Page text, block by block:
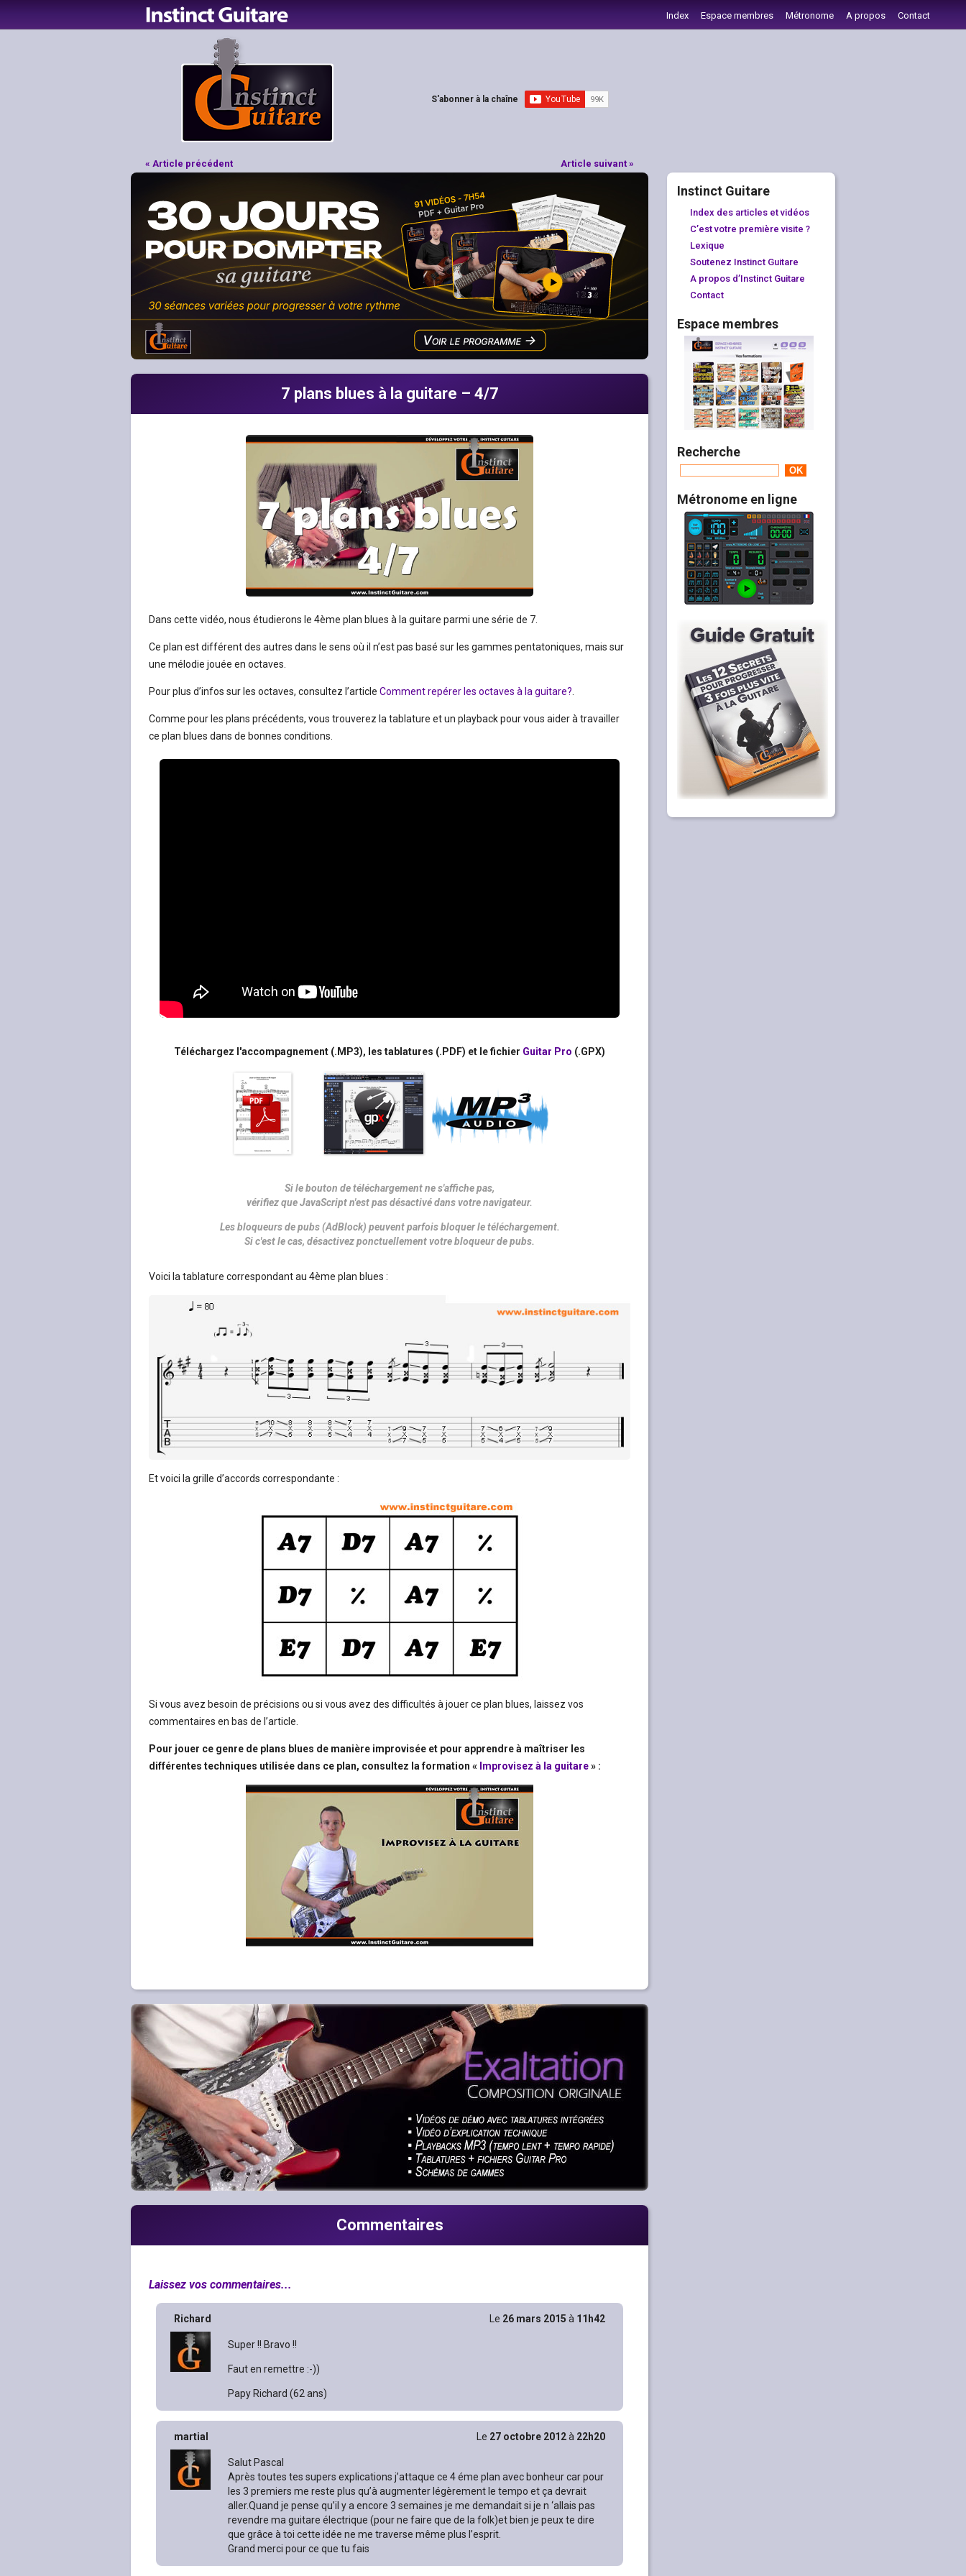
Index Espace membres Métronome A propos Contact
S'abonner à la chaîne
« Article précédent Article suivant »
7 plans blues à la guitare – 4/7
Dans cette vidéo, nous étudierons le 4ème plan blues à la guitare parmi une série de 7.
Ce plan est différent des autres dans le sens où il n’est pas basé sur les gammes pentatoniques, mais sur
une mélodie jouée en octaves.
Pour plus d’infos sur les octaves, consultez l’article Comment repérer les octaves à la guitare?
Comme pour les plans précédents, vous trouverez la tablature et un playback pour vous aider à travailler
ce plan blues dans de bonnes conditions.
Téléchargez l'accompagnement (.MP3), les tablatures (.PDF) et le fichier Guitar Pro (.GPX)
Si le bouton de téléchargement ne s'affiche pas,
vérifiez que JavaScript n'est pas désactivé dans votre navigateur.
Les bloqueurs de pubs (AdBlock) peuvent parfois bloquer le téléchargement.
Si c'est le cas, désactivez ponctuellement votre bloqueur de pubs.
Voici la tablature correspondant au 4ème plan blues :
Et voici la grille d’accords correspondante :
Si vous avez besoin de précisions ou si vous avez des difficultés à jouer ce plan blues, laissez vos
commentaires en bas de l’article.
Pour jouer ce genre de plans blues de manière improvisée et pour apprendre à maîtriser les
différentes techniques utilisée dans ce plan, consultez la formation « Improvisez à la guitare» :
Commentaires
Laissez vos commentaires...
Richard Le 26 mars 2015 à 11h42
Super !! Bravo !!
Faut en remettre :-))
Papy Richard (62 ans)
martial Le 27 octobre 2012à 22h20
Salut Pascal
Après toutes tes supers explications j’attaque ce 4 éme plan avec bonheur car pour
les 3 premiers me reste plus qu’à augmenter légèrement le tempo et ça devrait
aller.Quand je pense qu’il y a encore 3 semaines je me demandait si je n ‘allais pas
revendre ma guitare électrique (pour ne faire que de la folk)et bien je peux te dire
que grâce à toi cette idée ne me traverse même plus l’esprit.
Grand merci pour ce que tu fais
Instinct Guitare
Index des articles et vidéos
C’est votre première visite ?
Lexique
Soutenez Instinct Guitare
A propos d’Instinct Guitare
Contact
Espace membres
Recherche
Métronome en ligne